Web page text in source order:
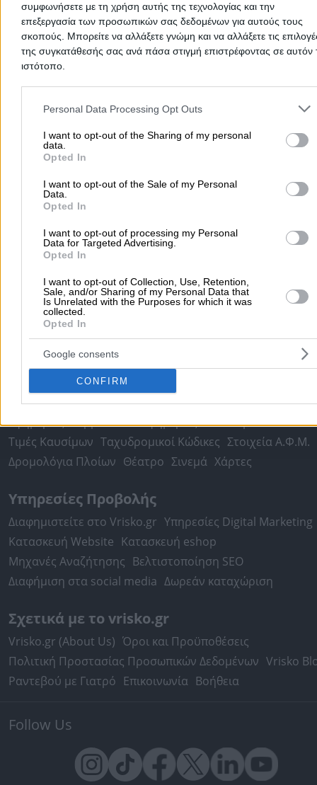
συμφωνήσετε με τη χρήση αυτής της τεχνολογίας και την
επεξεργασία των προσωπικών σας δεδομένων για αυτούς τους
σκοπούς. Μπορείτε να αλλάξετε γνώμη και να αλλάξετε τις
της συγκατάθεσής σας ανά πάσα στιγμή επιστρέφοντας σε αυτόν
ιστότοπο.
Please note that this website/app uses one or more Google
and may gather and store information including but not limited to
to Google and its third-party tags to use your data for below
purposes in below Google consent section.
Personal Data Processing Opt Outs
I want to opt-out of the Sharing of my personal
data.
Opted In
I want to opt-out of the Sale of my Personal
Data.
Opted In
I want to opt-out of processing my Personal
Data for Targeted Advertising.
Opted In
I want to opt-out of Collection, Use, Retention,
Sale, and/or Sharing of my Personal Data that
Is Unrelated with the Purposes for which it was
collected.
Opted In
Google consents
CONFIRM
Προσθήκη αξιολόγησης
Αρχική > Νομός ΚΑΒΑΛΑΣ
Ηλεκτρονικοί Υπολογιστές (Εμπόριο - Επισκευή) > COMPUTER
(Ορφανίδης Χαράλαμπος)
Δημοφιλείς Αναζητήσεις
Μετακομίσεις & Μεταφορές
Ψυχολόγοι Παιδικοί Σταθμοί Οδοντίατροι
Συνεργεία Αυτοκινήτων
Υδραυλικοί - Υδραυλικές Εγκαταστάσεις
περισσότερα >>
Τοπική Αναζήτηση
Θεσσαλονίκη Πάτρα Λάρισα Ηράκλειο
Περιστέρι Καβάλα
Πειραιάς Κέρκυρα Χανιά Καλαμάτα
περισσότερα >>
Χρήσιμα Σήμερα
Εφημερίες Φαρμακείων Εφημερίες Νοσοκομείων
Τιμές Καυσίμων Ταχυδρομικοί Κώδικες Στοιχεία Α.Φ.Μ.
Δρομολόγια Πλοίων Θέατρο Σινεμά Χάρτες
Υπηρεσίες Προβολής
Διαφημιστείτε στο Vrisko.gr Υπηρεσίες Digital Marketing
Κατασκευή Website Κατασκευή eshop
Μηχανές Αναζήτησης Βελτιστοποίηση SEO
Διαφήμιση στα social media Δωρεάν καταχώριση
Σχετικά με το vrisko.gr
Vrisko.gr (About Us) Όροι και Προϋποθέσεις
Πολιτική Προστασίας Προσωπικών Δεδομένων Vrisko
Ραντεβού με Γιατρό Επικοινωνία Βοήθεια
Follow Us